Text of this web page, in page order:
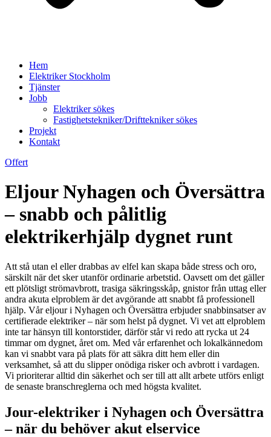
Hem
Elektriker Stockholm
Tjänster
Jobb
Elektriker sökes
Fastighetstekniker/Drifttekniker sökes
Projekt
Kontakt
Offert
Eljour Nyhagen och Översättra
– snabb och pålitlig
elektrikerhjälp dygnet runt
Att stå utan el eller drabbas av elfel kan skapa både stress och oro,
särskilt när det sker utanför ordinarie arbetstid. Oavsett om det gäller
ett plötsligt strömavbrott, trasiga säkringsskåp, gnistor från uttag eller
andra akuta elproblem är det avgörande att snabbt få professionell
hjälp. Vår eljour i Nyhagen och Översättra erbjuder snabbinsatser av
certifierade elektriker – när som helst på dygnet. Vi vet att elproblem
inte tar hänsyn till kontorstider, därför står vi redo att rycka ut 24
timmar om dygnet, året om. Med vår erfarenhet och lokalkännedom
kan vi snabbt vara på plats för att säkra ditt hem eller din
verksamhet, så att du slipper onödiga risker och avbrott i vardagen.
Vi prioriterar alltid din säkerhet och ser till att allt arbete utförs enligt
de senaste branschreglerna och med högsta kvalitet.
Jour-elektriker i Nyhagen och Översättra
– när du behöver akut elservice